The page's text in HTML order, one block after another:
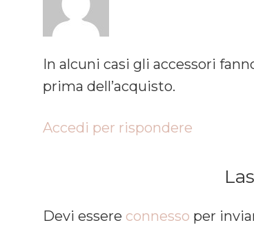
In alcuni casi gli accessori
prima dell’acquisto.
Accedi per rispondere
Devi essere connesso per